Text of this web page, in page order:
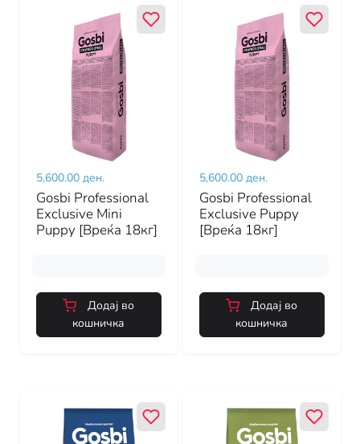
5,600.00 ден.
Gosbi Professional
Exclusive Mini
Puppy [Вреќа 18кг]
Додај во
кошничка
5,600.00 ден.
Gosbi Professional
Exclusive Puppy
[Вреќа 18кг]
Додај во
кошничка